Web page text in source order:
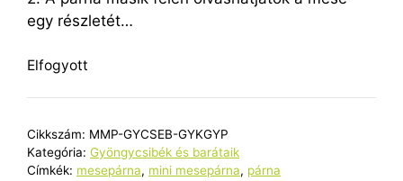
egy részletét…
Elfogyott
Cikkszám: MMP-GYCSEB-GYKGYP
Kategória: Gyöngycsibék és barátaik
Címkék: mesepárna, mini mesepárna, párna